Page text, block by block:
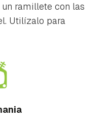
ramillete con las
Utilízalo para